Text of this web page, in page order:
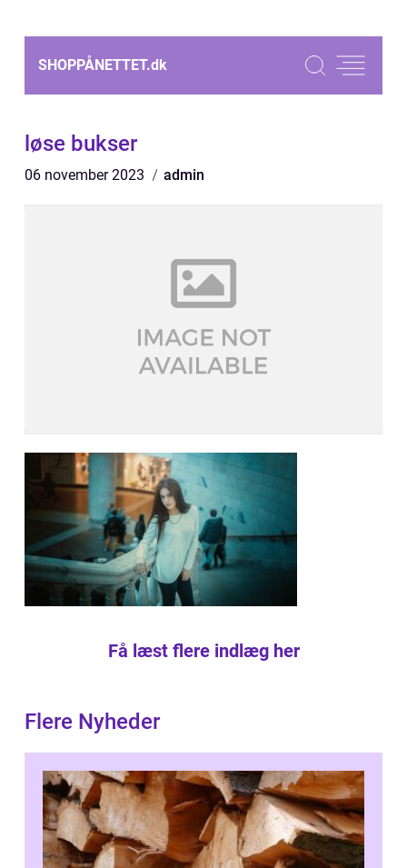
SHOPPÅNETTET.dk
løse bukser
06 november 2023 admin
Få læst flere indlæg her
Flere Nyheder